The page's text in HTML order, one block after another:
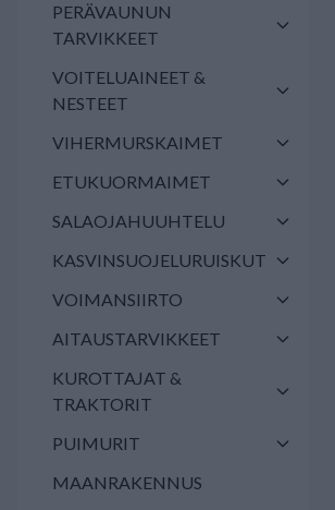
PERÄVAUNUN
TARVIKKEET
VOITELUAINEET &
NESTEET
VIHERMURSKAIMET
ETUKUORMAIMET
SALAOJAHUUHTELU
KASVINSUOJELURUISKUT
VOIMANSIIRTO
AITAUSTARVIKKEET
KUROTTAJAT &
TRAKTORIT
PUIMURIT
MAANRAKENNUS